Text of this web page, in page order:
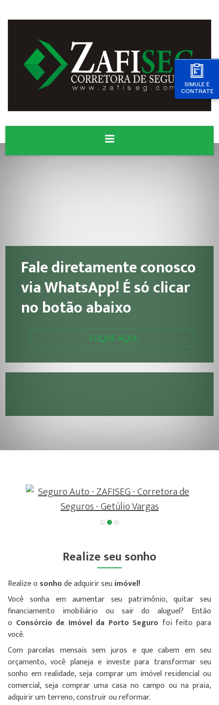
SIMULE E
CONTRATE
Fale diretamente conosco
via WhatsApp! É só clicar
no botão abaixo
CLIQUE AQUI
Realize seu sonho
Realize o sonhode adquirir seuimóvel!
Você sonha em aumentar seu patrimônio, quitar seu
financiamento imobiliário ou sair do aluguel? Então
o Consórcio de Imóvel da Porto Seguro foi feito para
você.
Com parcelas mensais sem juros e que cabem em seu
orçamento, você planeja e investe para transformar seu
sonho em realidade, seja comprar um imóvel residencial ou
comercial, seja comprar uma casa no campo ou na praia,
adquirir um terreno, construir ou reformar.